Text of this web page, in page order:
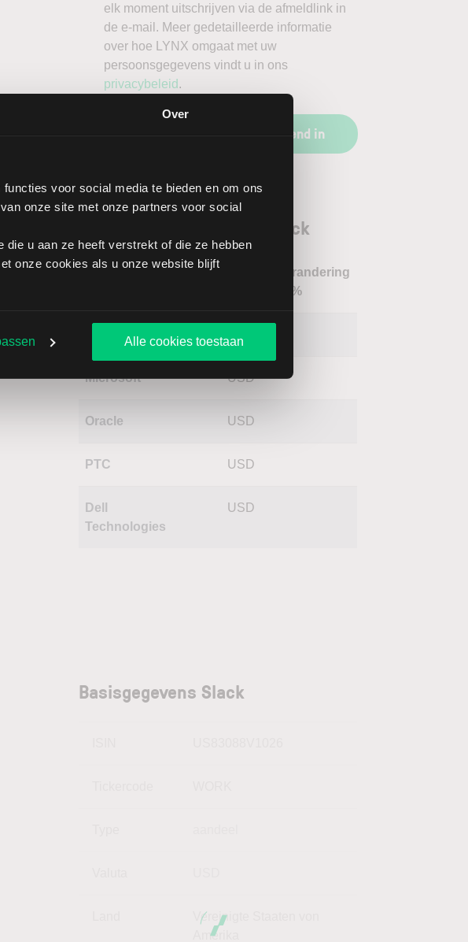
Over
voor social media te bieden en om ons
onze site met onze partners voor social
die u aan ze heeft verstrekt of die ze hebben
onze cookies als u onze website blijft
Alle cookies toestaan
elk moment uitschrijven via de afmeldlink in
de e-mail. Meer gedetailleerde informatie
over hoe LYNX omgaat met uw
persoonsgegevens vindt u in ons
privacybeleid .
Schrijf u vrijblijvend in
Sectorgenoten aandeel Slack
Verandering
in %
BlackBerry
Microsoft USD
Oracle USD
PTC USD
Dell
Technologies
USD
Basisgegevens Slack
Vereinigte Staaten von
Amerika